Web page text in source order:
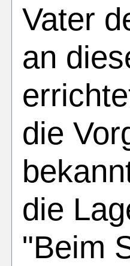
Vater
an
die
die
"Beim